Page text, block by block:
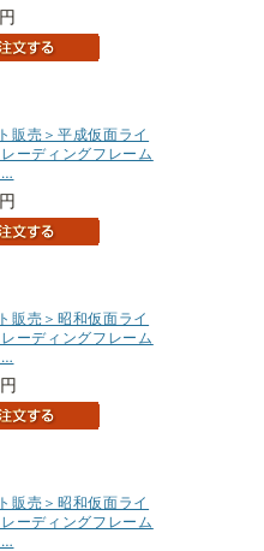
販売＞平成仮面ライ
ーディングフレーム
…
販売＞昭和仮面ライ
ーディングフレーム
…
販売＞昭和仮面ライ
ーディングフレーム
…